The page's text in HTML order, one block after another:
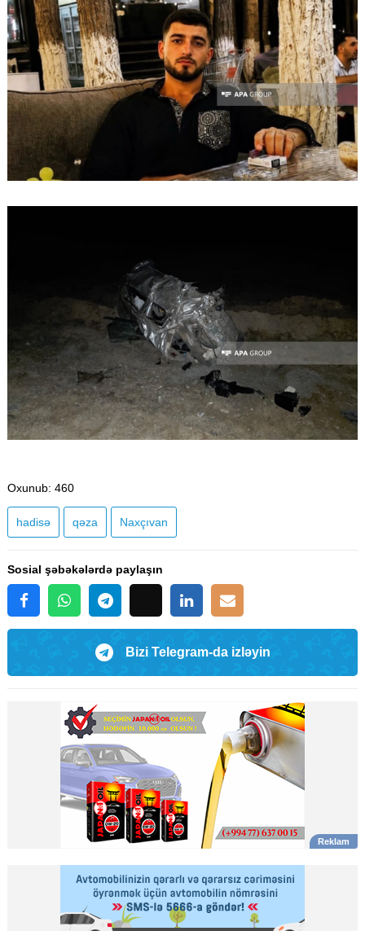
Oxunub: 460
hadisə qəza Naxçıvan
Sosial şəbəkələrdə paylaşın
Bizi Telegram-da izləyin